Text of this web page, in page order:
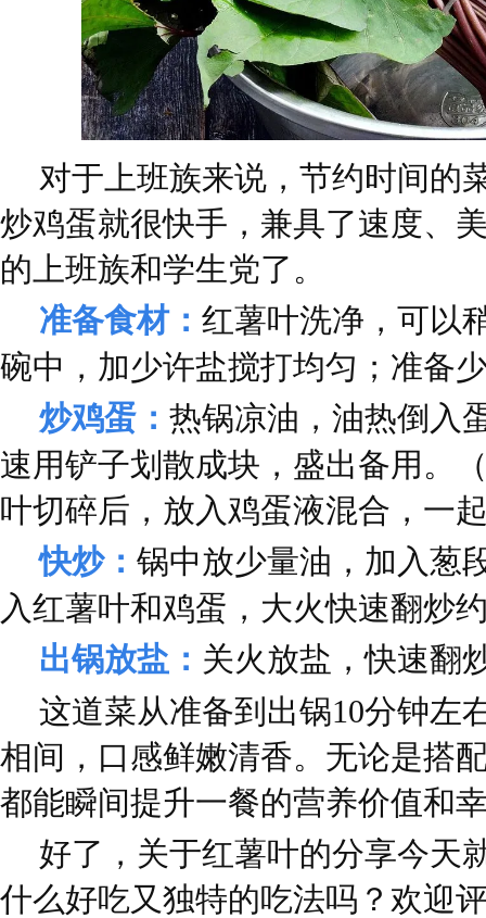
对于上班族来说，节约时间的
炒鸡蛋就很快手，兼具了速度、
的上班族和学生党了。
准备食材： 红薯叶洗净，可以
碗中，加少许盐搅打均匀；准备
炒鸡蛋： 热锅凉油，油热倒入
速用铲子划散成块，盛出备用。
叶切碎后，放入鸡蛋液混合，一
快炒： 锅中放少量油，加入葱
入红薯叶和鸡蛋，大火快速翻炒
出锅放盐： 关火放盐，快速翻
这道菜从准备到出锅10分钟左
相间，口感鲜嫩清香。无论是搭
都能瞬间提升一餐的营养价值和
好了，关于红薯叶的分享今天
什么好吃又独特的吃法吗？欢迎